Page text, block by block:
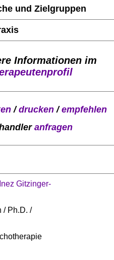
und Zielgruppen
Informationen im
/drucken/empfehlen
anfragen
Gitzinger-
/ Ph.D. /